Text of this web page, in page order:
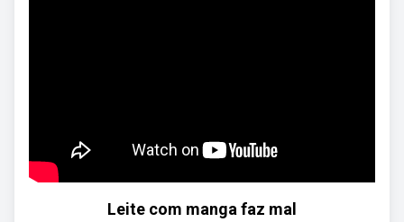
Leite com manga faz mal